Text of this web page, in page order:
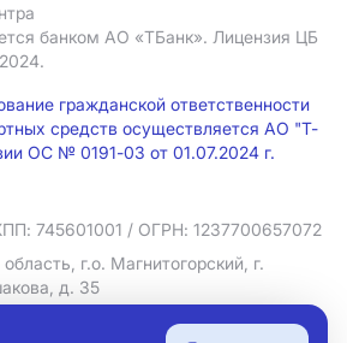
банком АO «ТБанк». Лицензия ЦБ
гражданской ответственности
средств осуществляется АО "Т-
ОС № 0191-03 от 01.07.2024 г.
745601001 / ОГРН: 1237700657072
г.о. Магнитогорский, г.
д. 35
обработки персональных данных